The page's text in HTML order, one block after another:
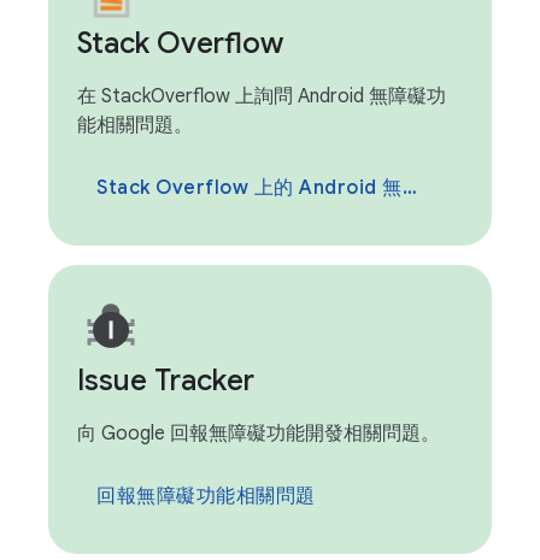
Stack Overflow
在 StackOverflow 上詢問 Android 無障礙功
能相關問題。
Stack Overflow 上的 Android 無障礙功能
Issue Tracker
向 Google 回報無障礙功能開發相關問題。
回報無障礙功能相關問題